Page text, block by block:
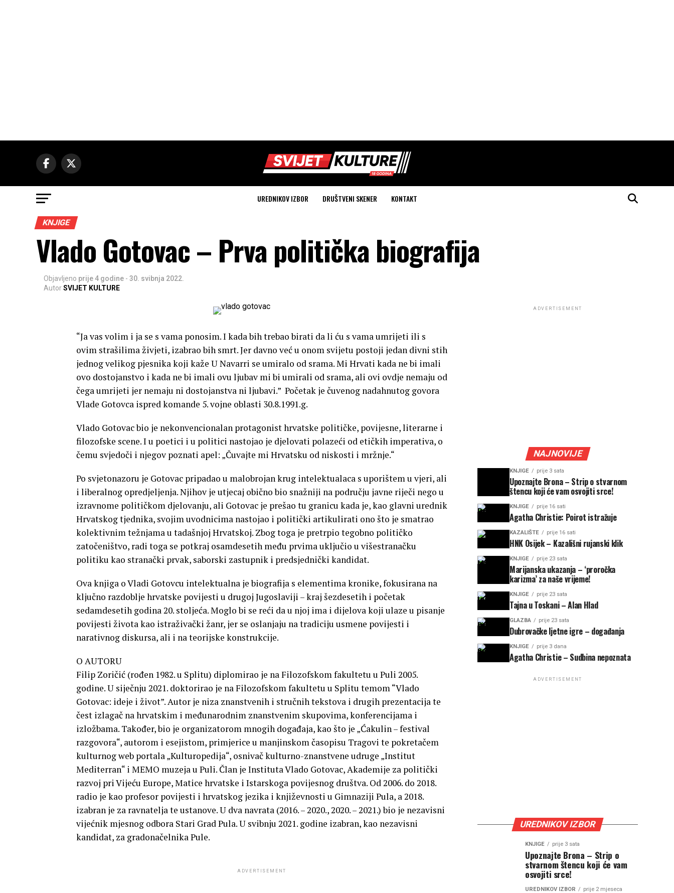
UREDNIKOV IZBOR DRUŠTVENI SKENER KONTAKT
KNJIGE
Vlado Gotovac – Prva politička biografija
Objavljeno prije 4 godine - 30. svibnja 2022.
AutorSVIJET KULTURE
“Ja vas volim i ja se s vama ponosim. I kada bih trebao birati da li ću s vama umrijeti ili s
ovim strašilima živjeti, izabrao bih smrt. Jer davno već u onom svijetu postoji jedan divni stih
jednog velikog pjesnika koji kaže U Navarri se umiralo od srama. Mi Hrvati kada ne bi imali
ovo dostojanstvo i kada ne bi imali ovu ljubav mi bi umirali od srama, ali ovi ovdje nemaju od
čega umrijeti jer nemaju ni dostojanstva ni ljubavi.” Početak je čuvenog nadahnutog govora
Vlade Gotovca ispred komande 5. vojne oblasti 30.8.1991.g.
Vlado Gotovac bio je nekonvencionalan protagonist hrvatske političke, povijesne, literarne i
filozofske scene. I u poetici i u politici nastojao je djelovati polazeći od etičkih imperativa, o
čemu svjedoči i njegov poznati apel: „Čuvajte mi Hrvatsku od niskosti i mržnje.“
Po svjetonazoru je Gotovac pripadao u malobrojan krug intelektualaca s uporištem u vjeri, ali
i liberalnog opredjeljenja. Njihov je utjecaj obično bio snažniji na području javne riječi nego u
izravnome političkom djelovanju, ali Gotovac je prešao tu granicu kada je, kao glavni urednik
Hrvatskog tjednika, svojim uvodnicima nastojao i politički artikulirati ono što je smatrao
kolektivnim težnjama u tadašnjoj Hrvatskoj. Zbog toga je pretrpio tegobno političko
zatočeništvo, radi toga se potkraj osamdesetih među prvima uključio u višestranačku
politiku kao stranački prvak, saborski zastupnik i predsjednički kandidat.
Ova knjiga o Vladi Gotovcu intelektualna je biografija s elementima kronike, fokusirana na
ključno razdoblje hrvatske povijesti u drugoj Jugoslaviji – kraj šezdesetih i početak
sedamdesetih godina 20. stoljeća. Moglo bi se reći da u njoj ima i dijelova koji ulaze u pisanje
povijesti života kao istraživački žanr, jer se oslanjaju na tradiciju usmene povijesti i
narativnog diskursa, ali i na teorijske konstrukcije.
O AUTORU
Filip Zoričić (rođen 1982. u Splitu) diplomirao je na Filozofskom fakultetu u Puli 2005.
godine. U siječnju 2021. doktorirao je na Filozofskom fakultetu u Splitu temom “Vlado
Gotovac: ideje i život”. Autor je niza znanstvenih i stručnih tekstova i drugih prezentacija te
čest izlagač na hrvatskim i međunarodnim znanstvenim skupovima, konferencijama i
izložbama. Također, bio je organizatorom mnogih događaja, kao što je „Ćakulin – festival
razgovora“, autorom i esejistom, primjerice u manjinskom časopisu Tragovi te pokretačem
kulturnog web portala „Kulturopedija“, osnivač kulturno-znanstvene udruge „Institut
Mediterran“ i MEMO muzeja u Puli. Član je Instituta Vlado Gotovac, Akademije za politički
razvoj pri Vijeću Europe, Matice hrvatske i Istarskoga povijesnog društva. Od 2006. do 2018.
radio je kao profesor povijesti i hrvatskog jezika i književnosti u Gimnaziji Pula, a 2018.
izabran je za ravnatelja te ustanove. U dva navrata (2016. – 2020., 2020. – 2021.) bio je nezavisni
vijećnik mjesnog odbora Stari Grad Pula. U svibnju 2021. godine izabran, kao nezavisni
kandidat, za gradonačelnika Pule.
ADVERTISEMENT
ADVERTISEMENT
NAJNOVIJE
KNJIGE prije 3 sata
Upoznajte Brona – Strip o stvarnom
štencu koji će vam osvojiti srce!
KNJIGE prije 16 sati
Agatha Christie: Poirot istražuje
KAZALIŠTE prije 16 sati
HNK Osijek – Kazališni rujanski klik
KNJIGE prije 23 sata
Marijanska ukazanja – ‘proročka
karizma’ za naše vrijeme!
KNJIGE prije 23 sata
Tajna u Toskani – Alan Hlad
GLAZBA prije 23 sata
Dubrovačke ljetne igre – događanja
KNJIGE prije 3 dana
Agatha Christie – Sudbina nepoznata
ADVERTISEMENT
UREDNIKOV IZBOR
KNJIGE prije 3 sata
Upoznajte Brona – Strip o
stvarnom štencu koji će vam
osvojiti srce!
UREDNIKOV IZBOR prije 2 mjeseca